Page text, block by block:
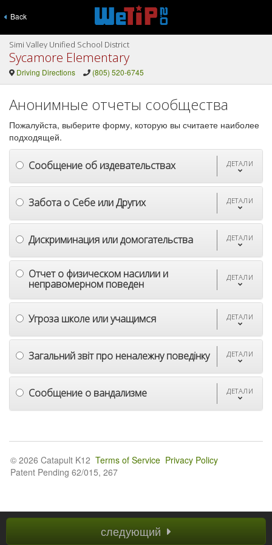
Back
Simi Valley Unified School District
Sycamore Elementary
Driving Directions (805) 520-6745
Анонимные отчеты сообщества
Пожалуйста, выберите форму, которую вы считаете наиболее
подходящей.
Сообщение об издевательствах ДЕТАЛИ
Забота о Себе или Других ДЕТАЛИ
Дискриминация или домогательства ДЕТАЛИ
Отчет о физическом насилии и
неправомерном поведен
ДЕТАЛИ
Угроза школе или учащимся ДЕТАЛИ
Загальний звіт про неналежну поведінку ДЕТАЛИ
Сообщение о вандализме ДЕТАЛИ
следующий
© 2026 Catapult K12 Terms of Service Privacy Policy
Patent Pending 62/015, 267